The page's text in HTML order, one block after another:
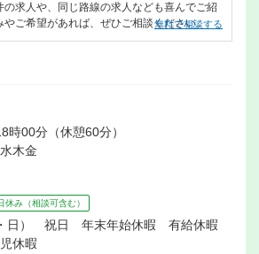
の求人や、同じ路線の求人なども喜んでご紹
やご希望があれば、ぜひご相談ください。
無料で相談する
時00分（休憩60分）
木金
休み（相談可含む）
・日） 祝日 年末年始休暇 有給休暇
休暇